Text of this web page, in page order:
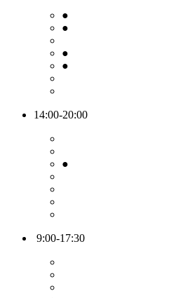
●
●
●
●
14:00-20:00
●
9:00-17:30